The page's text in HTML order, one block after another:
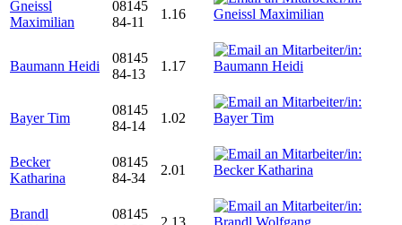
Gneissl
Maximilian
08145
84-11
1.16
Baumann Heidi
08145
84-13
1.17
Bayer Tim
08145
84-14
1.02
Becker
Katharina
08145
84-34
2.01
Brandl
08145